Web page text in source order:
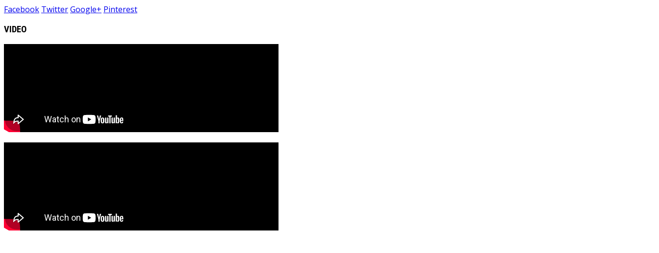
Facebook TwitterGoogle+ Pinterest
VIDEO